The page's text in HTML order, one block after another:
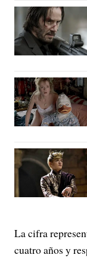
La cifra
cuatro años y